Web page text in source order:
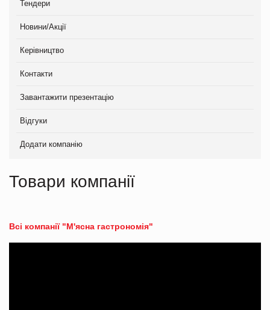
Тендери
Новини/Акції
Керівництво
Контакти
Завантажити презентацію
Відгуки
Додати компанію
Товари компанії
Всі компанії "М'ясна гастрономія"